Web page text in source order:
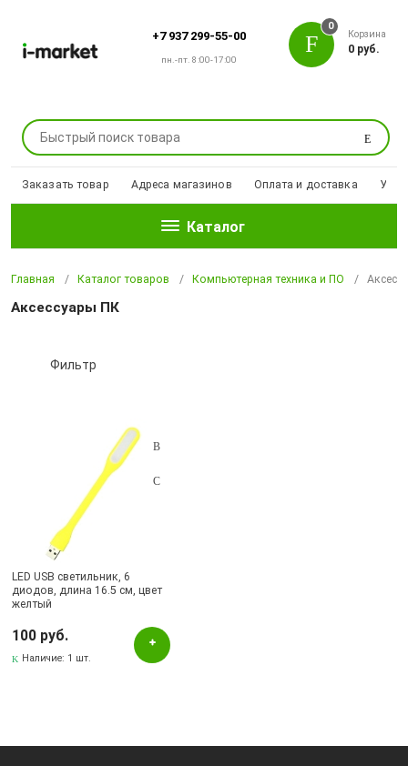
+7 937 299-55-00
пн.-пт. 8:00-17:00
Поиск
0
Корзина
0 руб.
Заказать товар Адреса магазинов Оплата и доставка
Каталог
Главная Каталог товаров Компьютерная техника и ПО
Аксессуары ПК
Фильтр
Подбор параметров
Желтый
Наличие в магазинах
Pаспределительный центр
LED USB светильник, 6
диодов, длина 16.5 см, цвет
желтый
100 руб.
Наличие: 1 шт.